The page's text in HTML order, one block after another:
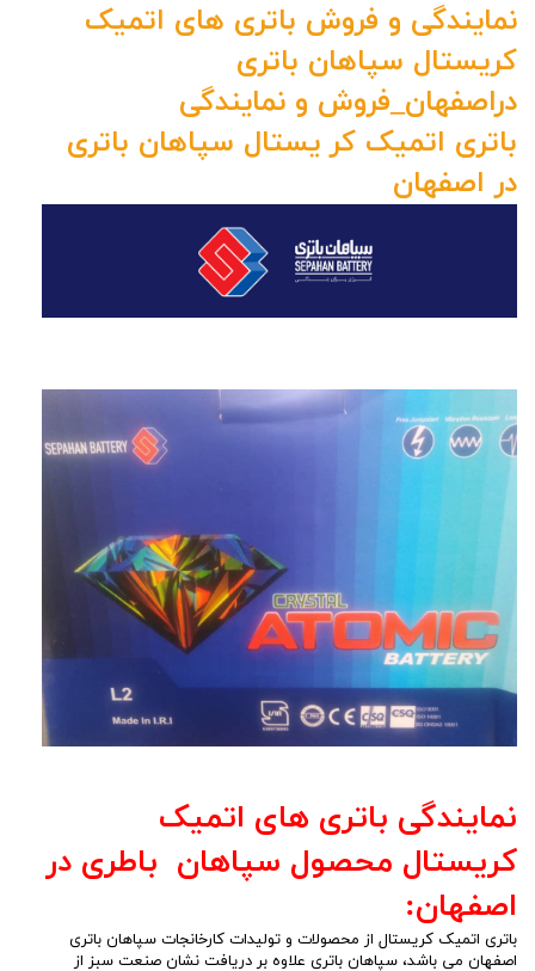
نمایندگی و فروش باتری های اتمیک
کریستال سپاهان باتری
دراصفهان_فروش و نمایندگی
باتری اتمیک کر یستال سپاهان باتری
در اصفهان
نمایندگی باتری های اتمیک
کریستال محصول سپاهان باطری در
اصفهان:
باتری اتمیک کریستال از محصولات و تولیدات کارخانجات سپاهان باتری
اصفهان می باشد، سپاهان باتری علاوه بر دریافت نشان صنعت سبز از